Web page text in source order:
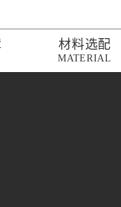
材料选配
MATERIAL